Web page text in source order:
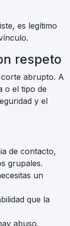
es legítimo
respeto
abrupto. A
o el tipo de
y el
de contacto,
grupales.
un
que la
abuso,